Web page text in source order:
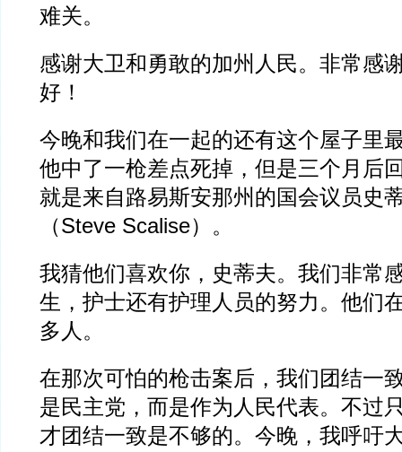
难关。
感谢大卫和勇敢的加州人民。非常感
好！
今晚和我们在一起的还有这个屋子里
他中了一枪差点死掉，但是三个月后
就是来自路易斯安那州的国会议员史
（Steve Scalise）。
我猜他们喜欢你，史蒂夫。我们非常
生，护士还有护理人员的努力。他们
多人。
在那次可怕的枪击案后，我们团结一
是民主党，而是作为人民代表。不过
才团结一致是不够的。今晚，我呼吁